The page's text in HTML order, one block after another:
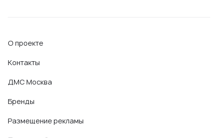
О проекте
Контакты
ДМС Москва
Бренды
Размещение рекламы